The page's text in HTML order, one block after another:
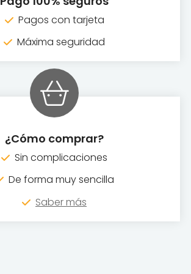
Pagos con tarjeta
Máxima seguridad
¿Cómo comprar?
Sin complicaciones
De forma muy sencilla
Saber más